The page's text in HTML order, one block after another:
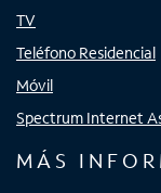
TV
Teléfono Residencial
Móvil
Spectrum Internet
MÁS